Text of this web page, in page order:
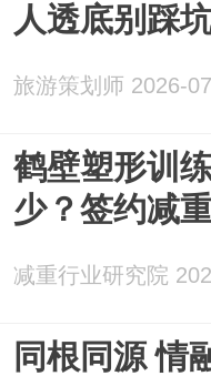
人透底别踩
旅游策划师 2026-
鹤壁塑形训
少？签约减
减重行业研究院
同根同源